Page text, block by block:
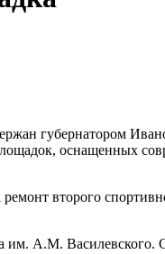
губернатором
оснащенных
второго
им. А.М.